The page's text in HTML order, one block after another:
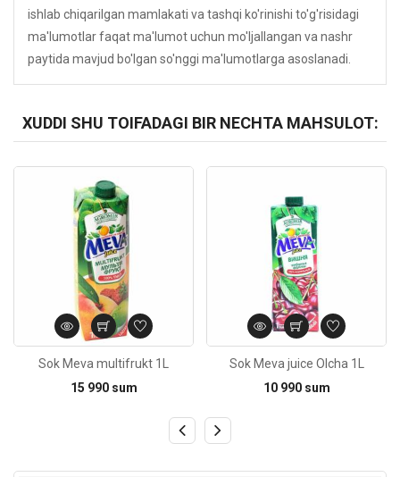
ishlab chiqarilgan mamlakati va tashqi ko'rinishi to'g'risidagi
ma'lumotlar faqat ma'lumot uchun mo'ljallangan va nashr
paytida mavjud bo'lgan so'nggi ma'lumotlarga asoslanadi.
XUDDI SHU TOIFADAGI BIR NECHTA MAHSULOT:
Sok Meva multifrukt 1L
15 990 sum
Sok Meva juice Olcha 1L
10 990 sum